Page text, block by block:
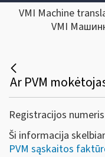
VMI Machine
VMI
Registracijos
Ši informacija
PVM sąskaitos